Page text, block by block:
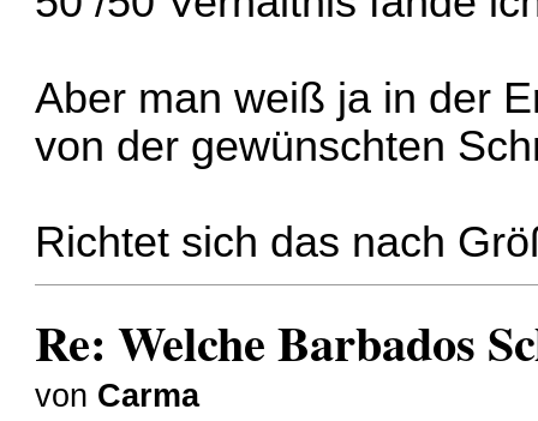
Aber man weiß ja in der
von der gewünschten
Richtet sich das nach
Re: Welche Barbados
von Carma